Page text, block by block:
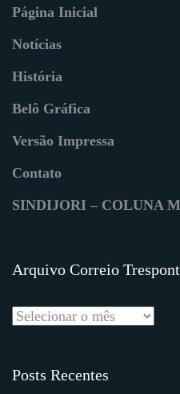
Página Inicial
Notícias
História
Belô Gráfica
Versão Impressa
Contato
SINDIJORI – COLUNA
Arquivo Correio
Posts Recentes